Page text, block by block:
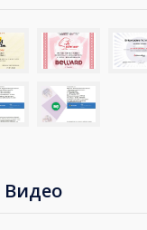
Видео